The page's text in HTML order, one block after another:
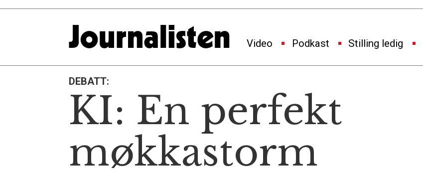
Video Podkast Stilling ledig
DEBATT:
KI: En perfekt
møkkastorm